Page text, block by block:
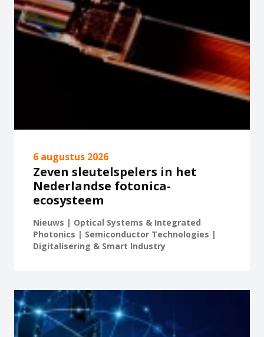
6 augustus 2026
Zeven sleutelspelers in het
Nederlandse fotonica-
ecosysteem
Nieuws | Optical Systems & Integrated
Photonics | Semiconductor Technologies |
Digitalisering & Smart Industry